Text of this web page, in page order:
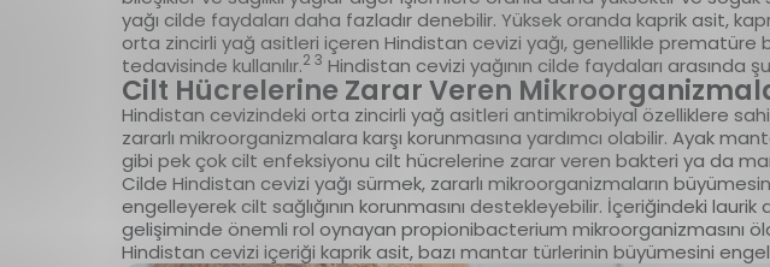
yağı cilde faydaları daha fazladır denebilir. Yüksek oranda kaprik asit,
orta zincirli yağ asitleri içeren Hindistan cevizi yağı, genellikle
tedavisinde kullanılır.2 3 Hindistan cevizi yağının cilde faydaları arasında
Cilt Hücrelerine Zarar Veren
Hindistan cevizindeki orta zincirli yağ asitleri antimikrobiyal özelliklere
zararlı mikroorganizmalara karşı korunmasına yardımcı olabilir. Ayak
gibi pek çok cilt enfeksiyonu cilt hücrelerine zarar veren bakteri ya da
Cilde Hindistan cevizi yağı sürmek, zararlı mikroorganizmaların
engelleyerek cilt sağlığının korunmasını destekleyebilir. İçeriğindeki laurik
gelişiminde önemli rol oynayan propionibacterium mikroorganizmasını
Hindistan cevizi içeriği kaprik asit, bazı mantar türlerinin büyümesini